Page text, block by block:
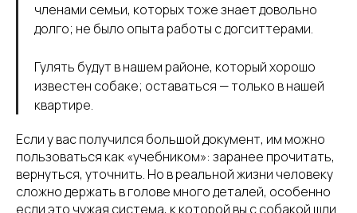
членами семьи, которых тоже знает довольно
долго; не было опыта работы с догситтерами.
Гулять будут в нашем районе, который хорошо
известен собаке; оставаться — только в нашей
квартире.
Если у вас получился большой документ, им можно
пользоваться как «учебником»: заранее прочитать,
вернуться, уточнить. Но в реальной жизни человеку
сложно держать в голове много деталей, особенно
если это чужая система, к которой вы с собакой шли